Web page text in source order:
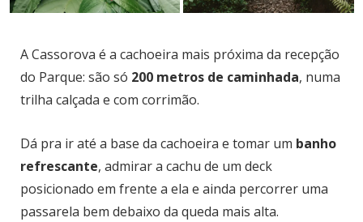
A Cassorova é a cachoeira mais próxima da recepção
do Parque: são só 200 metros de caminhada, numa
trilha calçada e com corrimão.
Dá pra ir até a base da cachoeira e tomar um banho
refrescante, admirar a cachu de um deck
posicionado em frente a ela e ainda percorrer uma
passarela bem debaixo da queda mais alta.